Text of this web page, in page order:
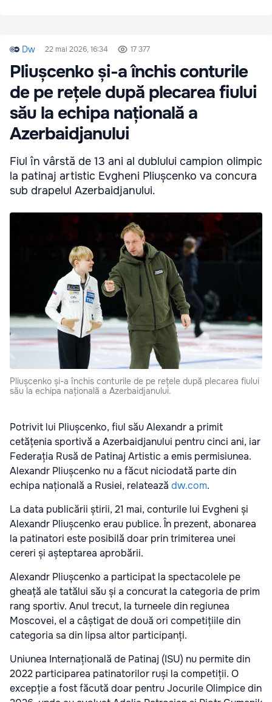
Dw 22 mai 2026, 16:34 17 377
Pliușcenko și-a închis conturile
de pe rețele după plecarea fiului
său la echipa națională a
Azerbaidjanului
Fiul în vârstă de 13 ani al dublului campion olimpic
la patinaj artistic Evgheni Pliușcenko va concura
sub drapelul Azerbaidjanului.
Pliușcenko și-a închis conturile de pe rețele după plecarea fiului
său la echipa națională a Azerbaidjanului.
Potrivit lui Pliușcenko, fiul său Alexandr a primit
cetățenia sportivă a Azerbaidjanului pentru cinci ani, iar
Federația Rusă de Patinaj Artistic a emis permisiunea.
Alexandr Pliușcenko nu a făcut niciodată parte din
echipa națională a Rusiei, relatează dw.com.
La data publicării știrii, 21 mai, conturile lui Evgheni și
Alexandr Pliușcenko erau publice. În prezent, abonarea
la patinatori este posibilă doar prin trimiterea unei
cereri și așteptarea aprobării.
Alexandr Pliușcenko a participat la spectacolele pe
gheață ale tatălui său și a concurat la categoria de prim
rang sportiv. Anul trecut, la turneele din regiunea
Moscovei, el a câștigat de două ori competițiile din
categoria sa din lipsa altor participanți.
Uniunea Internațională de Patinaj (ISU) nu permite din
2022 participarea patinatorilor ruși la competiții. O
excepție a fost făcută doar pentru Jocurile Olimpice din